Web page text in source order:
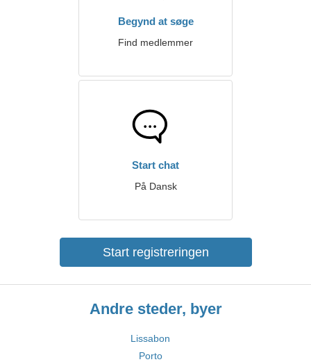
Begynd at søge
Find medlemmer
Start chat
På Dansk
Start registreringen
Andre steder, byer
Lissabon
Porto